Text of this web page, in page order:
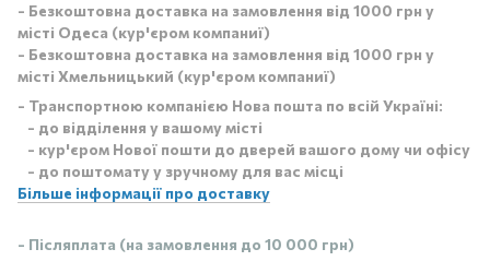
- Безкоштовна доставка на замовлення від 1000 грн у
місті Одеса (кур'єром компаниї)
- Безкоштовна доставка на замовлення від 1000 грн у
місті Хмельницький (кур'єром компаниї)
- Транспортною компанією Нова пошта по всій Україні:
- до відділення у вашому місті
- кур'єром Нової пошти до дверей вашого дому чи офісу
- до поштомату у зручному для вас місці
Більше інформації про доставку
- Післяплата (на замовлення до 10 000 грн)